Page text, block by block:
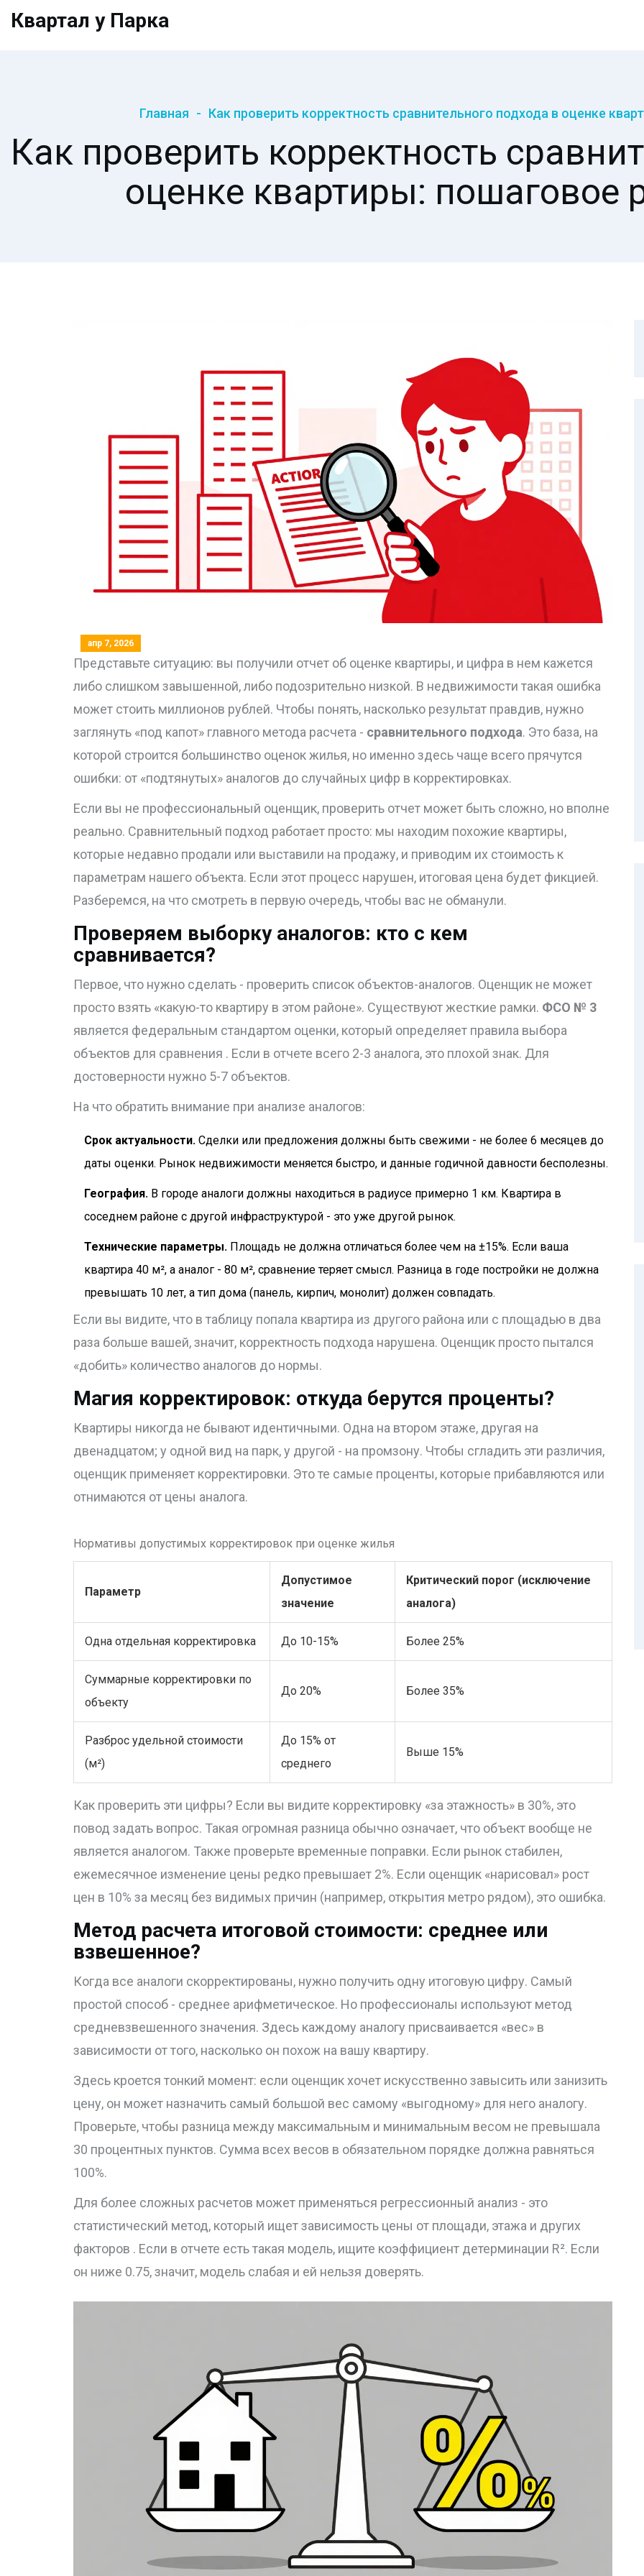
Квартал у Парка
Главная Как проверить корректность сравнительного подхода в оценке
Как проверить корректность
оценке квартиры: пошаговое
апр 7, 2026
Представьте ситуацию: вы получили отчет об оценке квартиры, и цифра в нем кажется
либо слишком завышенной, либо подозрительно низкой. В недвижимости такая ошибка
может стоить миллионов рублей. Чтобы понять, насколько результат правдив, нужно
заглянуть «под капот» главного метода расчета - сравнительного подхода. Это база, на
которой строится большинство оценок жилья, но именно здесь чаще всего прячутся
ошибки: от «подтянутых» аналогов до случайных цифр в корректировках.
Если вы не профессиональный оценщик, проверить отчет может быть сложно, но вполне
реально. Сравнительный подход работает просто: мы находим похожие квартиры,
которые недавно продали или выставили на продажу, и приводим их стоимость к
параметрам нашего объекта. Если этот процесс нарушен, итоговая цена будет фикцией.
Разберемся, на что смотреть в первую очередь, чтобы вас не обманули.
Проверяем выборку аналогов: кто с кем
сравнивается?
Первое, что нужно сделать - проверить список объектов-аналогов. Оценщик не может
просто взять «какую-то квартиру в этом районе». Существуют жесткие рамки. ФСО № 3
является федеральным стандартом оценки, который определяет правила выбора
объектов для сравнения . Если в отчете всего 2-3 аналога, это плохой знак. Для
достоверности нужно 5-7 объектов.
На что обратить внимание при анализе аналогов:
Срок актуальности. Сделки или предложения должны быть свежими - не более 6 месяцев до
даты оценки. Рынок недвижимости меняется быстро, и данные годичной давности бесполезны.
География. В городе аналоги должны находиться в радиусе примерно 1 км. Квартира в
соседнем районе с другой инфраструктурой - это уже другой рынок.
Технические параметры. Площадь не должна отличаться более чем на ±15%. Если ваша
квартира 40 м², а аналог - 80 м², сравнение теряет смысл. Разница в годе постройки не должна
превышать 10 лет, а тип дома (панель, кирпич, монолит) должен совпадать.
Если вы видите, что в таблицу попала квартира из другого района или с площадью в два
раза больше вашей, значит, корректность подхода нарушена. Оценщик просто пытался
«добить» количество аналогов до нормы.
Магия корректировок: откуда берутся проценты?
Квартиры никогда не бывают идентичными. Одна на втором этаже, другая на
двенадцатом; у одной вид на парк, у другой - на промзону. Чтобы сгладить эти различия,
оценщик применяет корректировки. Это те самые проценты, которые прибавляются или
отнимаются от цены аналога.
Нормативы допустимых корректировок при оценке жилья
Параметр
Допустимое
значение
Критический порог (исключение
аналога)
Одна отдельная корректировка До 10-15% Более 25%
Суммарные корректировки по
объекту
До 20% Более 35%
Разброс удельной стоимости
(м²)
До 15% от
среднего
Выше 15%
Как проверить эти цифры? Если вы видите корректировку «за этажность» в 30%, это
повод задать вопрос. Такая огромная разница обычно означает, что объект вообще не
является аналогом. Также проверьте временные поправки. Если рынок стабилен,
ежемесячное изменение цены редко превышает 2%. Если оценщик «нарисовал» рост
цен в 10% за месяц без видимых причин (например, открытия метро рядом), это ошибка.
Метод расчета итоговой стоимости: среднее или
взвешенное?
Когда все аналоги скорректированы, нужно получить одну итоговую цифру. Самый
простой способ - среднее арифметическое. Но профессионалы используют метод
средневзвешенного значения. Здесь каждому аналогу присваивается «вес» в
зависимости от того, насколько он похож на вашу квартиру.
Здесь кроется тонкий момент: если оценщик хочет искусственно завысить или занизить
цену, он может назначить самый большой вес самому «выгодному» для него аналогу.
Проверьте, чтобы разница между максимальным и минимальным весом не превышала
30 процентных пунктов. Сумма всех весов в обязательном порядке должна равняться
100%.
Для более сложных расчетов может применяться регрессионный анализ - это
статистический метод, который ищет зависимость цены от площади, этажа и других
факторов . Если в отчете есть такая модель, ищите коэффициент детерминации R². Если
он ниже 0.75, значит, модель слабая и ей нельзя доверять.